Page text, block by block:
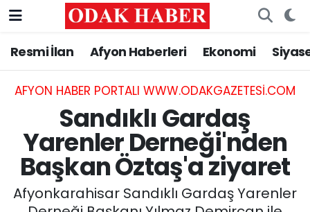
Resmi İlan Afyon Haberleri Ekonomi
AFYON HABER PORTALI WWW.ODAKGAZETESI.COM
Sandıklı Gardaş
Yarenler Derneği'nden
Başkan Öztaş'a ziyaret
Afyonkarahisar Sandıklı Gardaş Yarenler
AFYONKARAHİSAR HABERLERİ
Resmi İlan
ASAYİŞ
GÜNCEL
SİYASET
Nöbetçi Eczaneler
Hava Durumu
Trafik Durumu
Süper Lig Puan Durumu ve Fikstür
Tüm Manşetler